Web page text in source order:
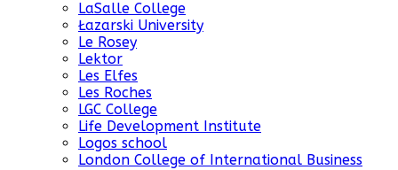
LaSalle College
Łazarski University
Le Rosey
Lektor
Les Elfes
Les Roches
LGC College
Life Development Institute
Logos school
London College of International Business